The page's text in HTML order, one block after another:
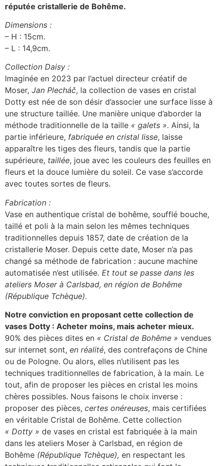
réputée cristallerie de Bohême.
Dimensions :
– H : 15cm.
– L : 14,9cm.
Collection Daisy :
Imaginée en 2023 par l’actuel directeur créatif de
Moser, Jan Plecháč, la collection de vases en cristal
Dotty est née de son désir d’associer une surface lisse à
une structure taillée. Une manière unique d’aborder la
méthode traditionnelle de la taille « galets ». Ainsi, la
partie inférieure, fabriquée en cristal lisse, laisse
apparaître les tiges des fleurs, tandis que la partie
supérieure, taillée, joue avec les couleurs des feuilles en
fleurs et la douce lumière du soleil. Ce vase s’accorde
avec toutes sortes de fleurs.
Fabrication :
Vase en authentique cristal de bohême, soufflé bouche,
taillé et poli à la main selon les mêmes techniques
traditionnelles depuis 1857, date de création de la
cristallerie Moser. Depuis cette date, Moser n’a pas
changé sa méthode de fabrication : aucune machine
automatisée n’est utilisée. Et tout se passe dans les
ateliers Moser à Carlsbad, en région de Bohême
(République Tchèque).
Notre conviction en proposant cette collection de
vases Dotty : Acheter moins, mais acheter mieux.
90% des pièces dites en « Cristal de Bohême » vendues
sur internet sont, en réalité, des contrefaçons de Chine
ou de Pologne. Ou alors, elles n’utilisent pas les
techniques traditionnelles de fabrication, à la main. Le
tout, afin de proposer les pièces en cristal les moins
chères possibles. Nous faisons le choix inverse :
proposer des pièces, certes onéreuses, mais certifiées
en véritable Cristal de Bohême. Cette collection
« Dotty » de vases en cristal est fabriquée à la main
dans les ateliers Moser à Carlsbad, en région de
Bohême (République Tchèque), en respectant les